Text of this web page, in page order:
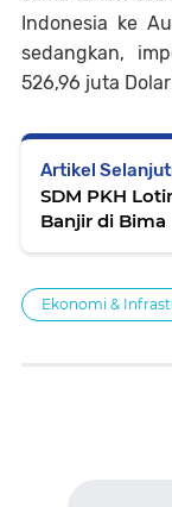
Indonesia ke
sedangkan,
526,96 juta Dolar
Artikel
SDM PKH
Banjir di Bima
Ekonomi &